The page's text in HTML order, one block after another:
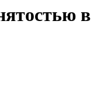
в